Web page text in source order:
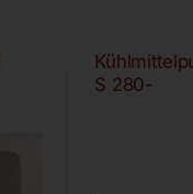
S 280-